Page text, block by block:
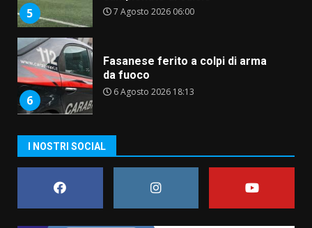
5 7 Agosto 2026 06:00
6
Fasanese ferito a colpi di arma
da fuoco
6 Agosto 2026 18:13
di aperture straordinarie del
Comune di Fasano
6 Agosto 2026 14:16
I NOSTRI SOCIAL